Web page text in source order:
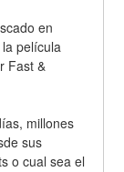
en
película
Fast &
millones
sus
o cual sea el